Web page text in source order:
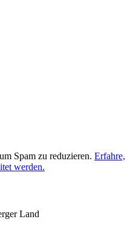
Spam zu reduzieren. Erfahre,
werden.
Land